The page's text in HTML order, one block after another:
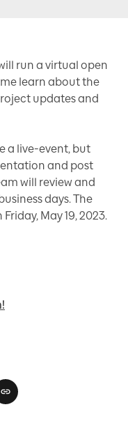
run a virtual open
learn about the
updates and
a live-event, but
and post
will review and
days. The
May 19, 2023.